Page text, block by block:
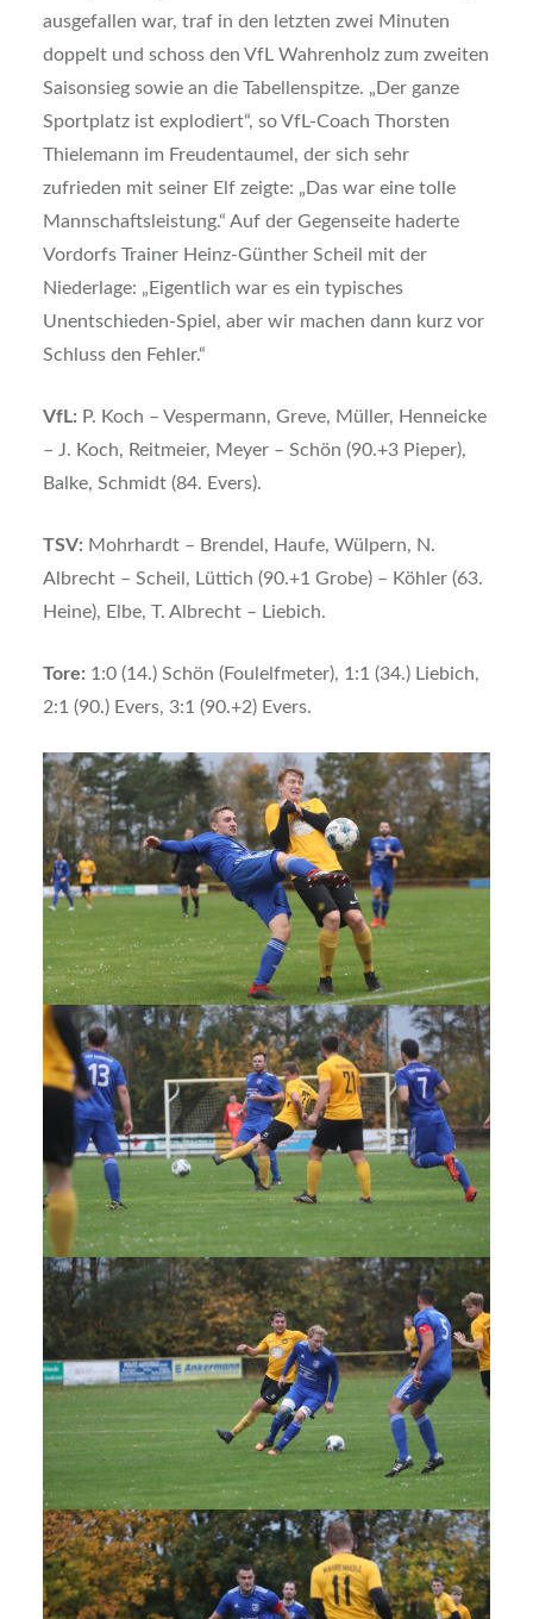
ausgefallen war, traf in den letzten zwei Minuten
doppelt und schoss den VfL Wahrenholz zum zweiten
Saisonsieg sowie an die Tabellenspitze. „Der ganze
Sportplatz ist explodiert“, so VfL-Coach Thorsten
Thielemann im Freudentaumel, der sich sehr
zufrieden mit seiner Elf zeigte: „Das war eine tolle
Mannschaftsleistung.“ Auf der Gegenseite haderte
Vordorfs Trainer Heinz-Günther Scheil mit der
Niederlage: „Eigentlich war es ein typisches
Unentschieden-Spiel, aber wir machen dann kurz vor
Schluss den Fehler.“
VfL: P. Koch – Vespermann, Greve, Müller, Henneicke
– J. Koch, Reitmeier, Meyer – Schön (90.+3 Pieper),
Balke, Schmidt (84. Evers).
TSV: Mohrhardt – Brendel, Haufe, Wülpern, N.
Albrecht – Scheil, Lüttich (90.+1 Grobe) – Köhler (63.
Heine), Elbe, T. Albrecht – Liebich.
Tore: 1:0 (14.) Schön (Foulelfmeter), 1:1 (34.) Liebich,
2:1 (90.) Evers, 3:1 (90.+2) Evers.